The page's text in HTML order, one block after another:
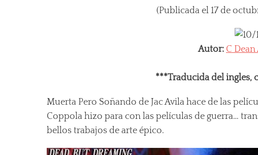
(Publicada el 17 de
Autor: C
***Traducida del ingles,
Muerta Pero Soñando de Jac Avila hace de las
Coppola hizo para con las películas de guerra…
bellos trabajos de arte épico.